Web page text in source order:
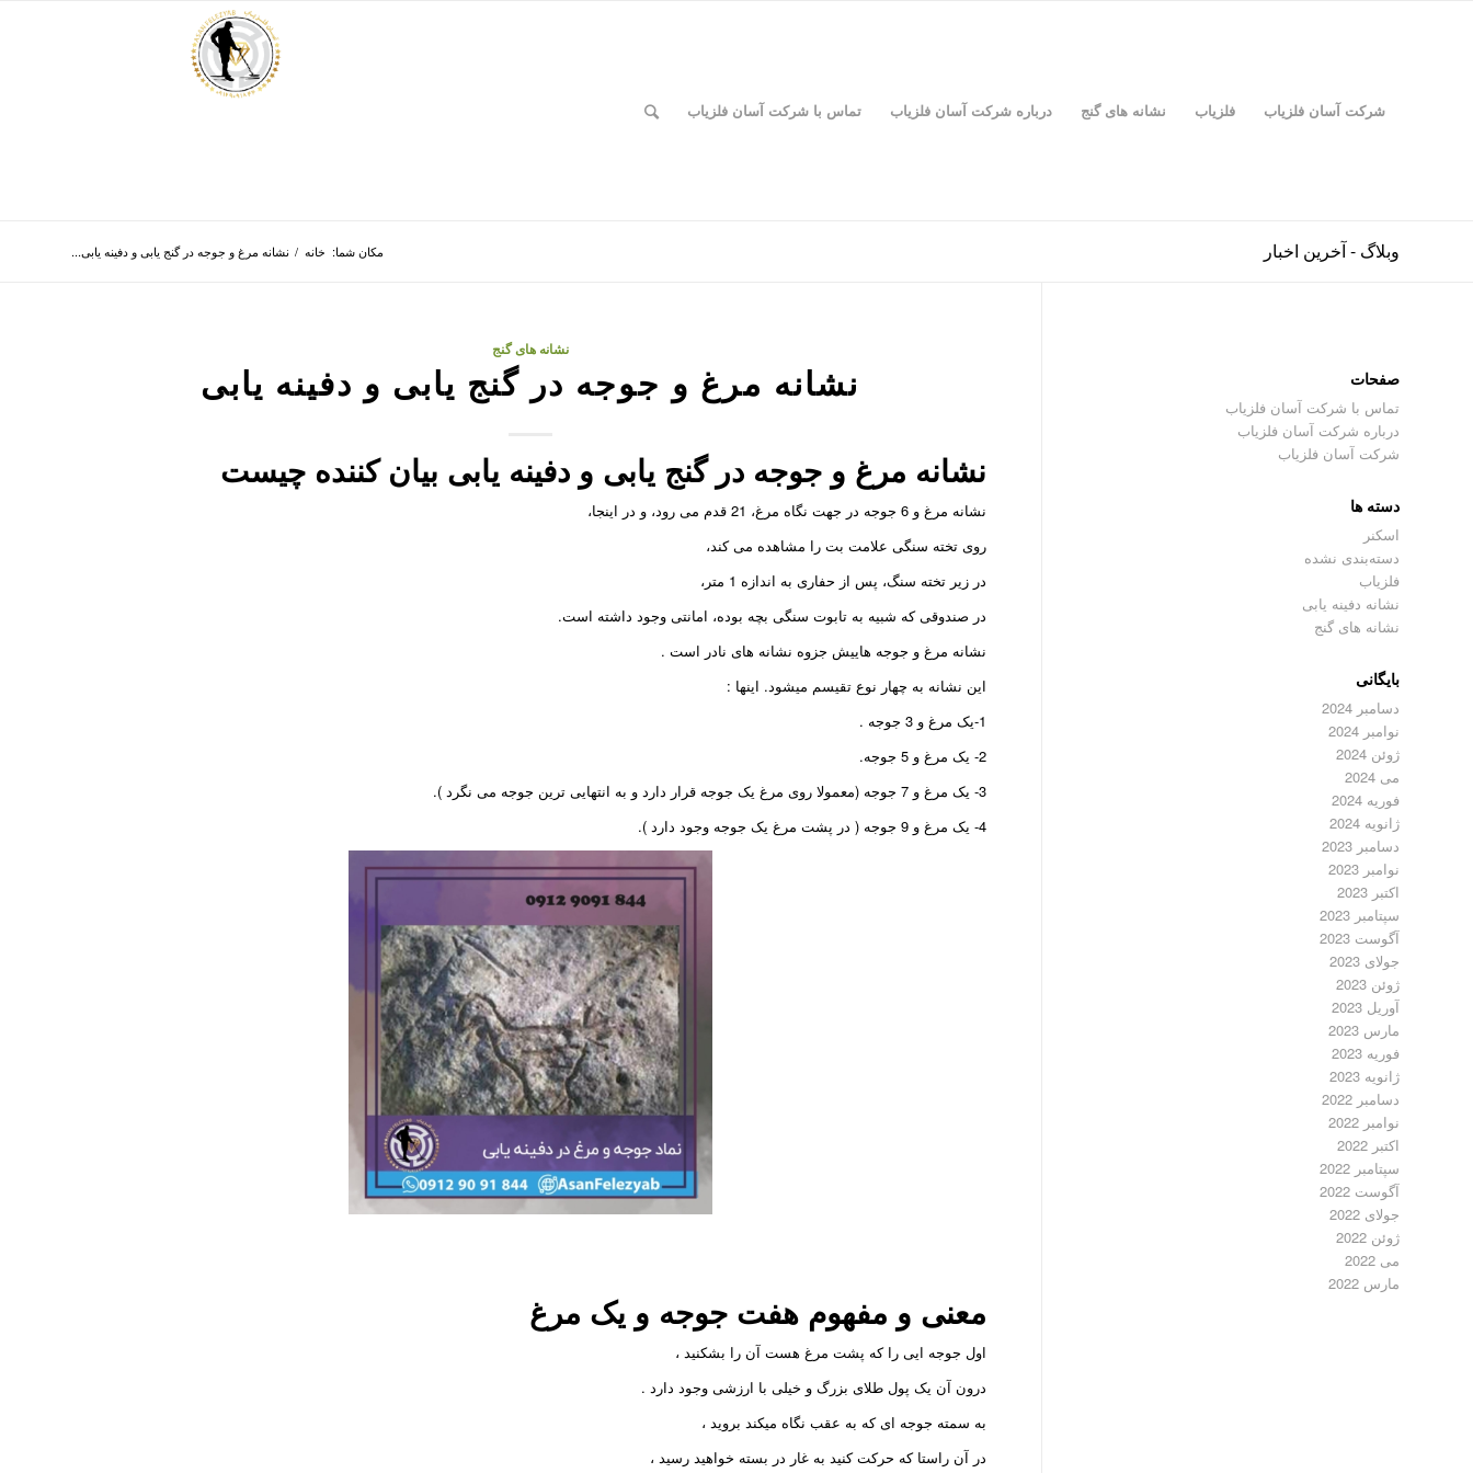
شرکت آسان فلزیاب فلزیاب نشانه های گنج درباره شرکت آسان فلزیاب تماس با شرکت آسان فلزیاب
وبلاگ - آخرین اخبار مکان شما: خانه / نشانه مرغ و جوجه در گنج یابی و دفینه یابی...
نشانه های گنج
نشانه مرغ و جوجه در گنج یابی و دفینه یابی
نشانه مرغ و جوجه در گنج یابی و دفینه یابی بیان کننده چیست
نشانه مرغ و 6 جوجه در جهت نگاه مرغ، 21 قدم می رود، و در اینجا،
روی تخته سنگی علامت بت را مشاهده می کند،
در زیر تخته سنگ، پس از حفاری به اندازه 1 متر،
در صندوقی که شبیه به تابوت سنگی بچه بوده، امانتی وجود داشته است.
نشانه مرغ و جوجه هاییش جزوه نشانه های نادر است .
این نشانه به چهار نوع تقیسم میشود. اینها :
1-یک مرغ و 3 جوجه .
2- یک مرغ و 5 جوجه.
3- یک مرغ و 7 جوجه (معمولا روی مرغ یک جوجه قرار دارد و به انتهایی ترین جوجه می نگرد ).
4- یک مرغ و 9 جوجه ( در پشت مرغ یک جوجه وجود دارد ).
معنی و مفهوم هفت جوجه و یک مرغ
اول جوجه ایی را که پشت مرغ هست آن را بشکنید ،
درون آن یک پول طلای بزرگ و خیلی با ارزشی وجود دارد .
به سمته جوجه ای که به عقب نگاه میکند بروید ،
در آن راستا که حرکت کنید به غار در بسته خواهید رسید ،
صفحات
تماس با شرکت آسان فلزیاب
درباره شرکت آسان فلزیاب
شرکت آسان فلزیاب
دسته ها
اسکنر
دسته‌بندی نشده
فلزیاب
نشانه دفینه یابی
نشانه های گنج
بایگانی
دسامبر 2024
نوامبر 2024
ژوئن 2024
می 2024
فوریه 2024
ژانویه 2024
دسامبر 2023
نوامبر 2023
اکتبر 2023
سپتامبر 2023
آگوست 2023
جولای 2023
ژوئن 2023
آوریل 2023
مارس 2023
فوریه 2023
ژانویه 2023
دسامبر 2022
نوامبر 2022
اکتبر 2022
سپتامبر 2022
آگوست 2022
جولای 2022
ژوئن 2022
می 2022
مارس 2022